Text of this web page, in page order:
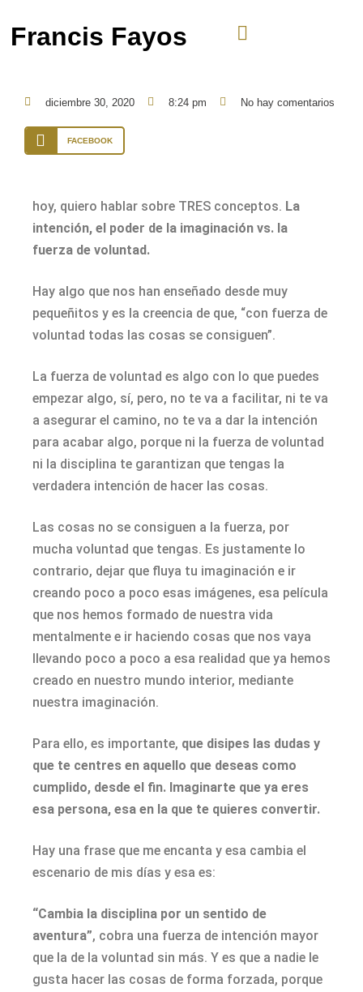
Francis Fayos
diciembre 30, 2020 8:24 pm No hay comentarios
FACEBOOK
hoy, quiero hablar sobre TRES conceptos. La
intención, el poder de la imaginación vs. la
fuerza de voluntad.
Hay algo que nos han enseñado desde muy
pequeñitos y es la creencia de que, “con fuerza de
voluntad todas las cosas se consiguen”.
La fuerza de voluntad es algo con lo que puedes
empezar algo, sí, pero, no te va a facilitar, ni te va
a asegurar el camino, no te va a dar la intención
para acabar algo, porque ni la fuerza de voluntad
ni la disciplina te garantizan que tengas la
verdadera intención de hacer las cosas.
Las cosas no se consiguen a la fuerza, por
mucha voluntad que tengas. Es justamente lo
contrario, dejar que fluya tu imaginación e ir
creando poco a poco esas imágenes, esa película
que nos hemos formado de nuestra vida
mentalmente e ir haciendo cosas que nos vaya
llevando poco a poco a esa realidad que ya hemos
creado en nuestro mundo interior, mediante
nuestra imaginación.
Para ello, es importante, que disipes las dudas y
que te centres en aquello que deseas como
cumplido, desde el fin. Imaginarte que ya eres
esa persona, esa en la que te quieres convertir.
Hay una frase que me encanta y esa cambia el
escenario de mis días y esa es:
“Cambia la disciplina por un sentido de
aventura”, cobra una fuerza de intención mayor
que la de la voluntad sin más. Y es que a nadie le
gusta hacer las cosas de forma forzada, porque